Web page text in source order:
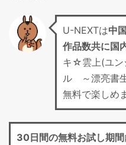
U-NEXTは中
作品数共に国
キ☆雲上(ユン
ル ～漂亮書
無料で楽しめ
30日間の無料お試し期間